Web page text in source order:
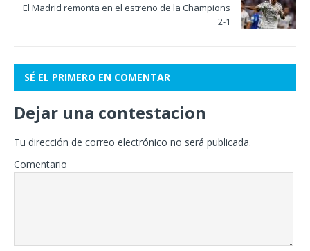
El Madrid remonta en el estreno de la Champions
2-1
SÉ EL PRIMERO EN COMENTAR
Dejar una contestacion
Tu dirección de correo electrónico no será publicada.
Comentario